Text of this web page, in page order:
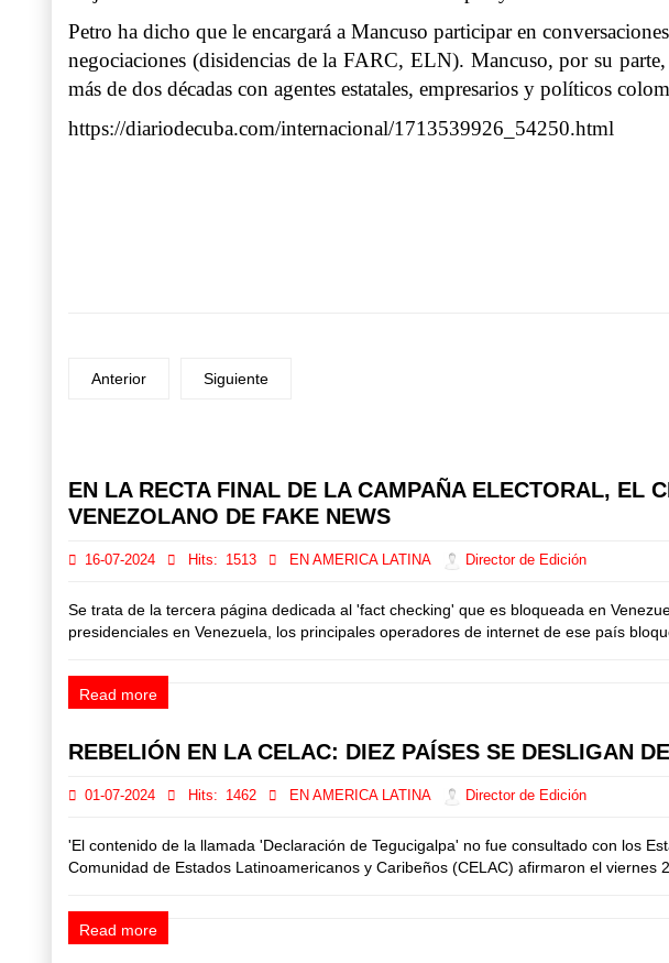
Petro ha dicho que le encargará a Mancuso participar en
negociaciones (disidencias de la FARC, ELN). Mancuso, por su
más de dos décadas con agentes estatales, empresarios y políticos
https://diariodecuba.com/internacional/1713539926_54250.html
Anterior Siguiente
EN LA RECTA FINAL DE LA CAMPAÑA ELECTORAL, EL
VENEZOLANO DE FAKE NEWS
16-07-2024 Hits: 1513 EN AMERICA LATINA Director de Edición
Se trata de la tercera página dedicada al 'fact checking' que es bloqueada en
presidenciales en Venezuela, los principales operadores de internet de ese país
Read more
REBELIÓN EN LA CELAC: DIEZ PAÍSES SE DESLIGAN
01-07-2024 Hits: 1462 EN AMERICA LATINA Director de Edición
'El contenido de la llamada 'Declaración de Tegucigalpa' no fue consultado con los
Comunidad de Estados Latinoamericanos y Caribeños (CELAC) afirmaron el
Read more